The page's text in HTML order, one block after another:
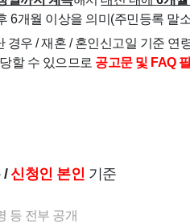
6개월 이상을 의미(주민등록 말
경우 / 재혼 / 혼인신고일 기준 연
할 수 있으므로 공고문 및 FAQ
/ 신청인 본인 기준
등 전부 공개